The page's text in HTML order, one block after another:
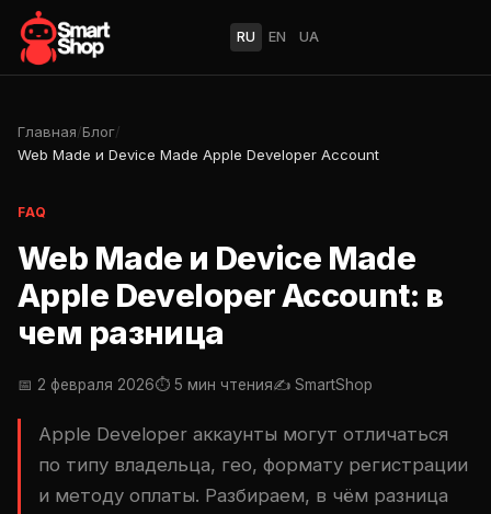
RU EN UA
Главная/Блог/
Web Made и Device Made Apple Developer Account
FAQ
Web Made и Device Made
Apple Developer Account: в
чем разница
📅 2 февраля 2026⏱ 5 мин чтения✍️ SmartShop
Apple Developer аккаунты могут отличаться
по типу владельца, гео, формату регистрации
и методу оплаты. Разбираем, в чём разница